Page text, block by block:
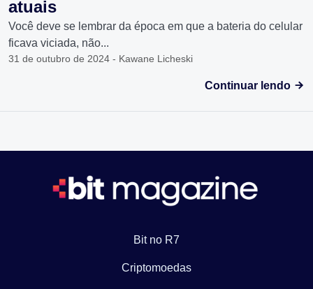
atuais
Você deve se lembrar da época em que a bateria do celular
ficava viciada, não...
31 de outubro de 2024 - Kawane Licheski
Continuar lendo
Bit no R7
Criptomoedas